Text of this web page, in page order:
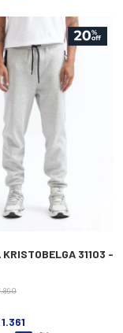
KRISTOBELGA 31103 -
1.361